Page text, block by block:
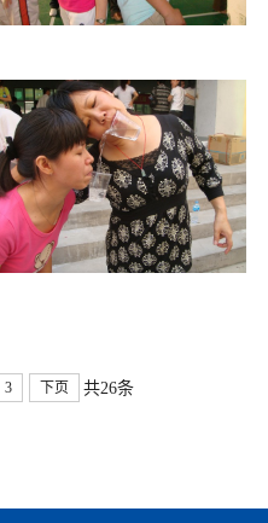
3 下页 共26条